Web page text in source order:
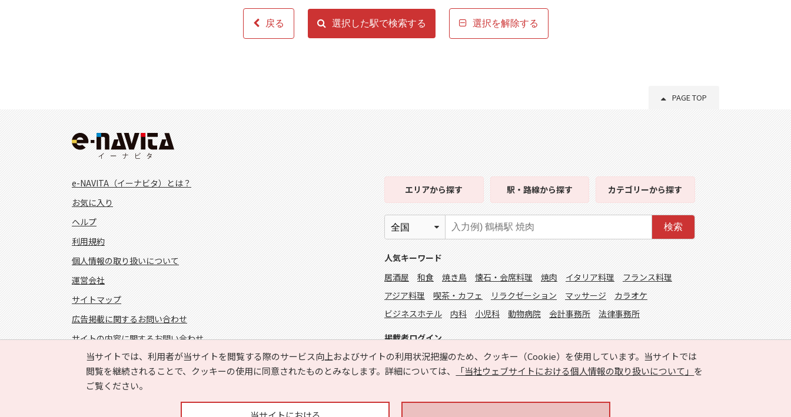
戻る 選択した駅で検索する 選択を解除する
PAGE TOP
当サイトでは、利用者が当サイトを閲覧する際のサービス向上およびサイトの利用状況把握のため、クッキー（Cookie）を使用しています。当サイトでは
閲覧を継続されることで、クッキーの使用に同意されたものとみなします。詳細については、
「当社ウェブサイトにおける個人情報の取り扱いについて」 を
ご覧ください。
e-NAVITA（イーナビタ）とは？
お気に入り
ヘルプ
利用規約
個人情報の取り扱いについて
運営会社
サイトマップ
広告掲載に関するお問い合わせ
サイトの内容に関するお問い合わせ
エリアから探す 駅・路線から探す カテゴリーから探す
検索
人気キーワード
居酒屋
和食 焼き鳥 懐石・会席料理 焼肉 イタリア料理
フランス料理
アジア料理
喫茶・カフェ リラクゼーション マッサージ
カラオケ
ビジネスホテル
内科 小児科 動物病院 会計事務所 法律事務所
掲載者ログイン
FOLLOW US!